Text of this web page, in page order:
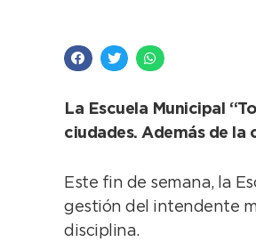
La Escuela Municipal
ciudades. Además de la
Este fin de semana, la
gestión del intendente
disciplina.